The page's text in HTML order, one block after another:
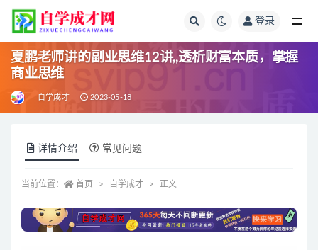
登录
夏鹏老师讲的副业思维12讲,,透析财富本质，掌握
商业思维
自学成才 2023-05-18
详情介绍 常见问题
当前位置： 首页 自学成才 正文